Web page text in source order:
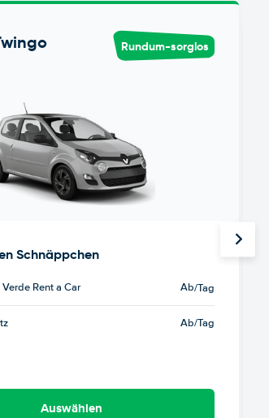
Rundum-sorglos
Schnäppchen
Verde Rent a Car Ab/Tag
Ab/Tag
Auswählen